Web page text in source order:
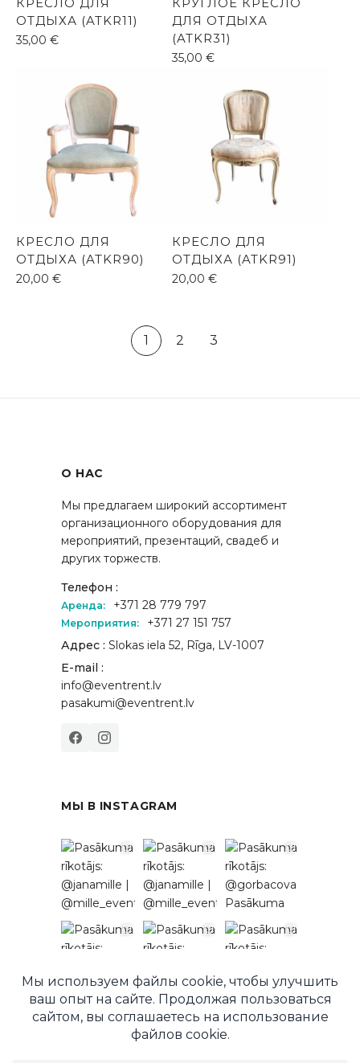
ОТДЫХА (ATKR11)
35,00 €
ДЛЯ ОТДЫХА
(ATKR31)
35,00 €
КРЕСЛО ДЛЯ
ОТДЫХА (ATKR90)
20,00 €
КРЕСЛО ДЛЯ
ОТДЫХА (ATKR91)
20,00 €
1 2 3
О НАС
Мы предлагаем широкий ассортимент
организационного оборудования для
мероприятий, презентаций, свадеб и
других торжеств.
Телефон :
Аренда: +371 28 779 797
Мероприятия:
+371 27 151 757
Адрес : Slokas iela 52, Rīga, LV-1007
E-mail :
info@eventrent.lv
pasakumi@eventrent.lv
МЫ В INSTAGRAM
Подписаться в Instagram